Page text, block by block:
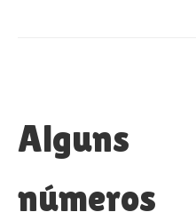
Alguns
números